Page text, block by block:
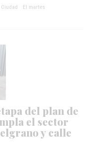
Ciudad El martes
del plan de
el sector
y calle